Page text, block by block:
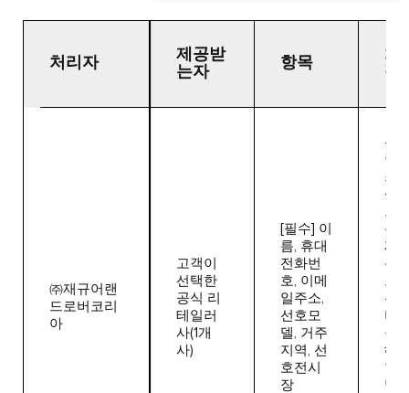
제공받
는자
항목
처
적
고객이
선택한
공식 리
테일러
사(1개
사)
[필수] 이
름, 휴대
전화번
호, 이메
일주소,
선호모
델, 거주
지역, 선
호전시
장
관
량/
스
상
보
신
제
신
보
관
비
공
해
한
및
처리자
㈜재규어랜
드로버코리
아